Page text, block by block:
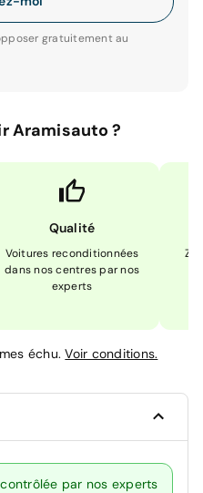
gratuitement au
Aramisauto ?
Qualité
Voitures reconditionnées
dans nos centres par nos
experts
échu.Voir conditions.
par nos experts